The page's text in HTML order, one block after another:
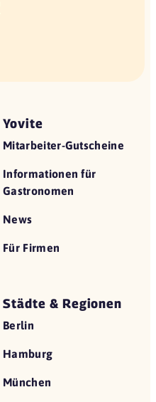
Yovite
Mitarbeiter-Gutscheine
Informationen für
Gastronomen
News
Für Firmen
Städte & Regionen
Berlin
Hamburg
München